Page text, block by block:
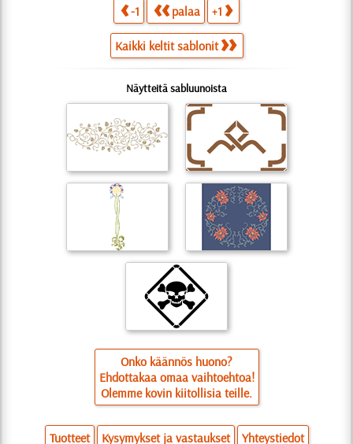
-1 palaa +1
Kaikki keltit sablonit
Näytteitä sabluunoista
Onko käännös huono?
Ehdottakaa omaa vaihtoehtoa!
Olemme kovin kiitollisia teille.
Tuotteet Kysymykset ja vastaukset Yhteystiedot